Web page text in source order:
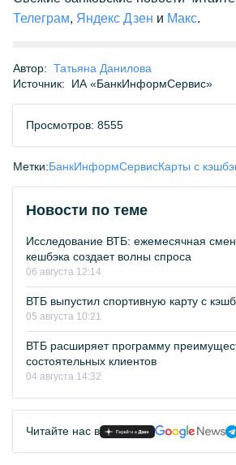
Телеграм, Яндекс Дзен и Макс.
Автор: Татьяна Данилова
Источник:
ИА «БанкИнформСервис»
Просмотров: 8555
Метки:БанкИнформСервисКарты с
Новости по теме
Исследование ВТБ: ежемесячная
кешбэка создает волны спроса
06 августа 12:14
ВТБ выпустил спортивную карту с
05 августа 10:21
ВТБ расширяет программу
состоятельных клиентов
04 августа 14:32
Читайте нас в